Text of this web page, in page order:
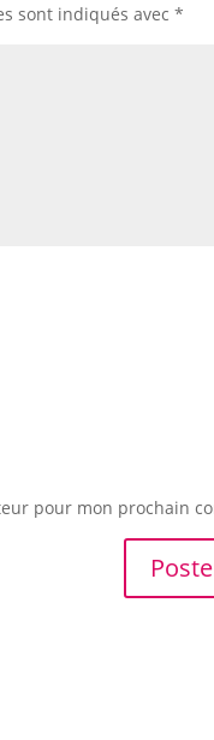
sont indiqués avec*
pour mon prochain